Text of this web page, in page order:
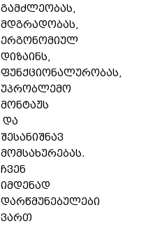
გამძლეობას,
მდგრადობას,
ერგონომიულ
დიზაინს,
ფუნქციონალურობას,
უპრობლემო
მონტაჟს
და
შესანიშნავ
მომსახურებას.
ჩვენ
იმდენად
დარწმუნებულები
ვართ